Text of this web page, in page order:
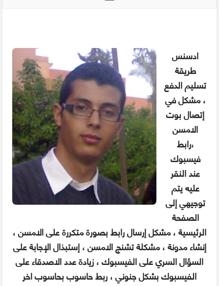
ادسنس
طريقة
تسليم الدفع
، مشكل في
إتصال بوت
الامسن
،رابط
فيسبوك
عند النقر
عليه يتم
توجيهي إلى
الصفحة
الرئيسية ، مشكل إرسال رابط بصورة متكررة على الامسن ،
إنشاء مدونة ، مشكلة تشنج الامسن ، إستبذال الإجابة على
السؤال السري على الفيسبوك ، زيادة عدد الاصدقاء على
الفيسبوك بشكل جنوني ، ربط حاسوب بحاسوب اخر